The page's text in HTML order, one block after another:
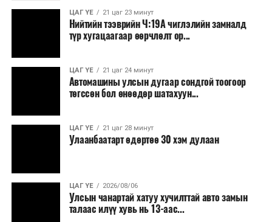
ЦАГ ҮЕ 21 цаг 23 минут
Нийтийн тээврийн Ч:19А чиглэлийн замналд
түр хугацаагаар өөрчлөлт ор...
ЦАГ ҮЕ 21 цаг 24 минут
Автомашины улсын дугаар сондгой тоогоор
төгссөн бол өнөөдөр шатахуун...
ЦАГ ҮЕ 21 цаг 28 минут
Улаанбаатарт өдөртөө 30 хэм дулаан
ЦАГ ҮЕ 2026/08/06
Улсын чанартай хатуу хучилттай авто замын
талаас илүү хувь нь 13-аас...